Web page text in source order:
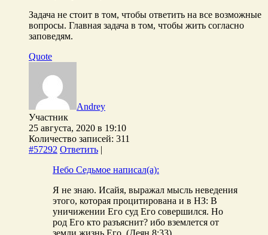
Задача не стоит в том, чтобы ответить на все возможные
вопросы. Главная задача в том, чтобы жить согласно
заповедям.
Quote
Andrey
Участник
25 августа, 2020 в 19:10
Количество записей: 311
#57292 Ответить |
Небо Седьмое написал(а):
Я не знаю. Исайя, выражал мысль неведения
этого, которая процитирована и в НЗ: В
уничижении Его суд Его совершился. Но
род Его кто разъяснит? ибо вземлется от
земли жизнь Его. (Деян.8:33)